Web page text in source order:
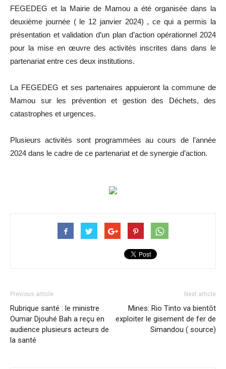
FEGEDEG et la Mairie de Mamou a été organisée dans la
deuxième journée ( le 12 janvier 2024) , ce qui a permis la
présentation et validation d’un plan d’action opérationnel 2024
pour la mise en œuvre des activités inscrites dans dans le
partenariat entre ces deux institutions.
La FEGEDEG et ses partenaires appuieront la commune de
Mamou sur les prévention et gestion des Déchets, des
catastrophes et urgences.
Plusieurs activités sont programmées au cours de l’année
2024 dans le cadre de ce partenariat et de synergie d’action.
Previous article
Rubrique santé : le ministre
Oumar Djouhé Bah a reçu en
audience plusieurs acteurs de
la santé
Next article
Mines: Rio Tinto va bientôt
exploiter le gisement de fer de
Simandou ( source)